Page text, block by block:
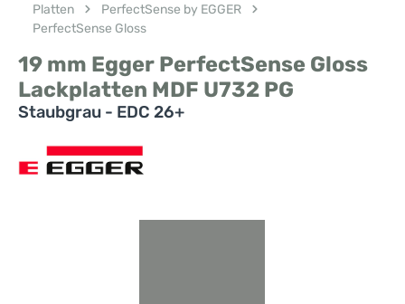
Platten
PerfectSense by EGGER
PerfectSense Gloss
19 mm Egger PerfectSense Gloss
Lackplatten MDF U732 PG
Staubgrau - EDC 26+